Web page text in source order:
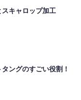
キャロップ加工
ングのすごい役割！